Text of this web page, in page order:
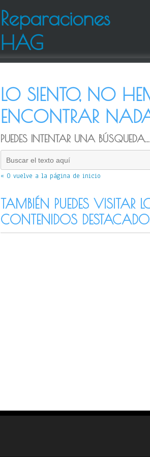
Reparaciones
HAG
LO SIENTO, NO
ENCONTRAR
PUEDES INTENTAR UNA BÚSQUEDA...
« O vuelve a la página de inicio
TAMBIÉN PUEDES VISITAR
CONTENIDOS